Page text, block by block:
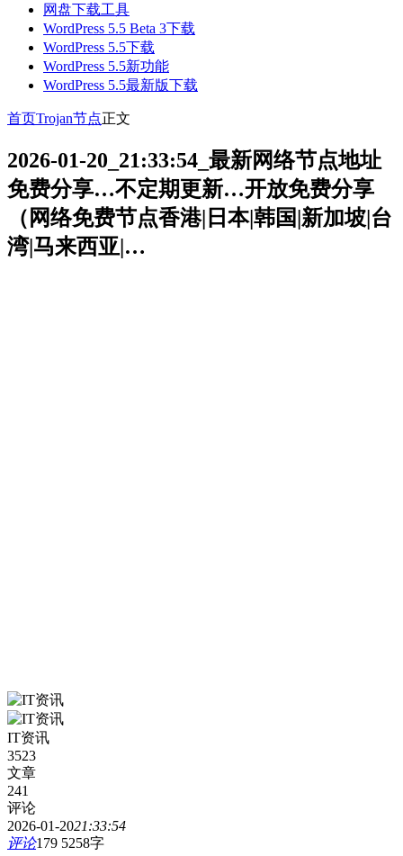
网盘下载工具
WordPress 5.5 Beta 3下载
WordPress 5.5下载
WordPress 5.5新功能
WordPress 5.5最新版下载
首页Trojan节点正文
2026-01-20_21:33:54_最新网络节点地址
免费分享…不定期更新…开放免费分享
（网络免费节点香港|日本|韩国|新加坡|台
湾|马来西亚|…
IT资讯
3523
文章
241
评论
2026-01-2021:33:54
评论179 5258字